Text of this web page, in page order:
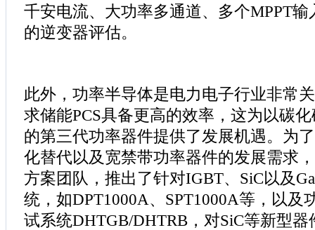
千安电流、大功率多通道、多个MPPT
的逆变器评估。
此外，功率半导体是电力电子行业非常
求储能PCS具备更高的效率，这为以碳
的第三代功率器件提供了发展机遇。为
化替代以及宽禁带功率器件的发展需求
方案团队，推出了针对IGBT、SiC以及
统，如DPT1000A、SPT1000A等，以及
试系统DHTGB/DHTRB，对SiC等新型